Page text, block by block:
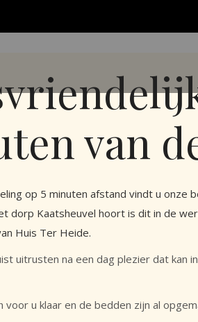
van
op 5 minuten afstand vindt u onze
dorp Kaatsheuvel hoort is dit in de
Huis Ter Heide.
uitrusten na een dag plezier dat kan
u klaar en de bedden zijn al